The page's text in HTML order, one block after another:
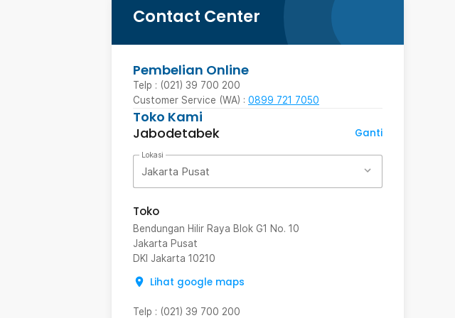
Contact Center
Pembelian Online
Telp : (021) 39 700 200
Customer Service (WA) : 0899 721 7050
Toko Kami
Jabodetabek
Ganti
Lokasi
Jakarta Pusat
Toko
Bendungan Hilir Raya Blok G1 No. 10
Jakarta Pusat
DKI Jakarta 10210
Lihat google maps
Telp : (021) 39 700 200